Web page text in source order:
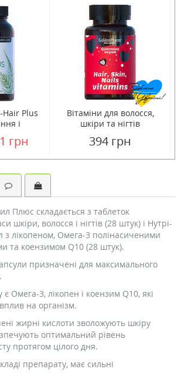
Hair Plus
і
Лайф /
грн
Вітаміни для волосся,
шкіри та нігтів
№60
394 грн
Плюс складається з таблеток
шкіри, волосся і нігтів (28 штук) і Нутрі-
з лікопеном, Омега-3 полінасиченими
та коензимом Q10 (28 штук).
призначені для максимального
Омега-3, лікопен і коензим Q10, які
на організм.
жирні кислоти зволожують шкіру
оптимальний рівень
протягом цілого дня.
препарату, має сильні